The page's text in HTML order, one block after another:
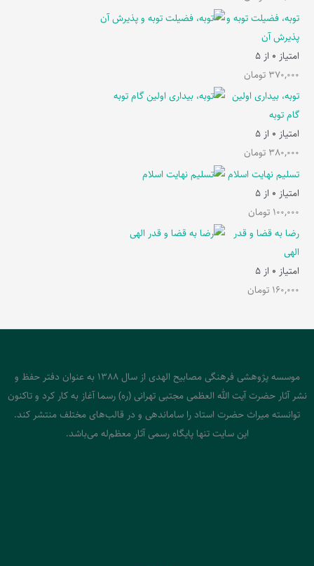
توبه، فضیلت توبه و
پذیرش آن
امتیاز 0 از 5
370,000 تومان
توبه، بیداری اولین
گام توبه
امتیاز 0 از 5
380,000 تومان
تسلیم نهایت اسلام
امتیاز 0 از 5
100,000 تومان
رضا به قضا و قدر
الهی
امتیاز 0 از 5
160,000 تومان
موسسه پژوهشی فرهنگی مصابیح الهدی از سال 1388 به عنوان دفتر حفظ و
نشر آثار حضرت آیت الله العظمی مجتبی تهرانی (ره) رسما آغاز به کار کرد و تاکنون
توانسته میراث حضرت استاد را ساماندهی و در قالب‌های مختلف منتشر کند.
این سایت تنها پایگاه رسمی آثار معظم‌له می‌باشد.